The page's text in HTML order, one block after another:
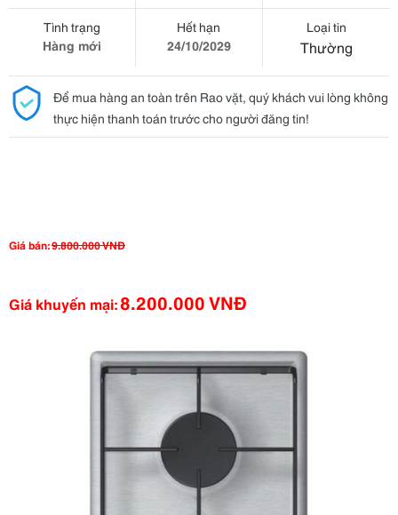
Tình trạng
Hàng mới
Hết hạn
24/10/2029
Loại tin
Thường
Để mua hàng an toàn trên Rao vặt, quý khách vui lòng không
thực hiện thanh toán trước cho người đăng tin!
Giá bán:9.800.000 VNĐ
Giá khuyến mại:8.200.000 VNĐ